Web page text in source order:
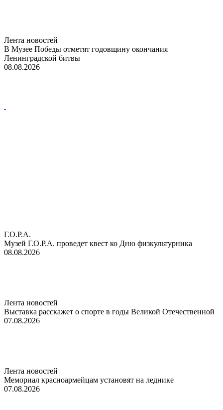
Лента новостей
В Музее Победы отметят годовщину окончания
Ленинградской битвы
08.08.2026
Г.О.Р.А.
Музей Г.О.Р.А. проведет квест ко Дню физкультурника
08.08.2026
Лента новостей
Выставка расскажет о спорте в годы Великой Отечественной
07.08.2026
Лента новостей
Мемориал красноармейцам установят на леднике
07.08.2026